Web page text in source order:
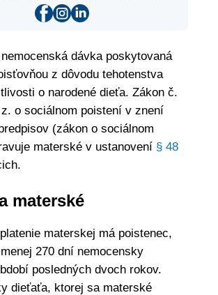
dávka poskytovaná
z dôvodu tehotenstva
o narodené dieťa. Zákon č.
o sociálnom poistení v znení
(zákon o sociálnom
materské v ustanovení § 48
materské
materskej má poistenec,
270 dní nemocensky
posledných dvoch rokov.
dieťaťa, ktorej sa materské